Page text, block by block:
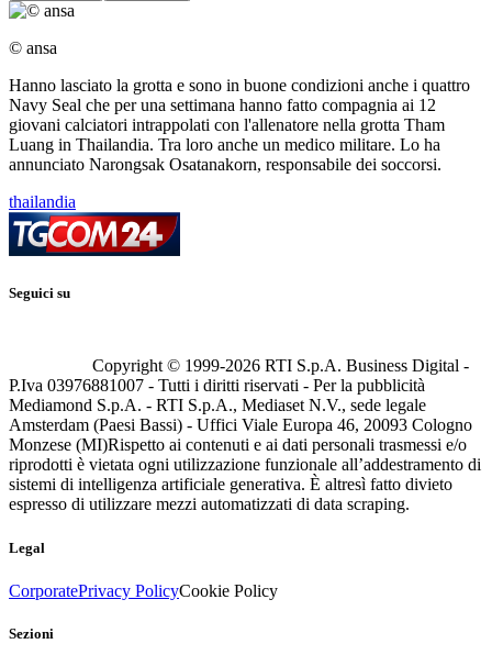
© ansa
Hanno lasciato la grotta e sono in buone condizioni anche i quattro
Navy Seal che per una settimana hanno fatto compagnia ai 12
giovani calciatori intrappolati con l'allenatore nella grotta Tham
Luang in Thailandia. Tra loro anche un medico militare. Lo ha
annunciato Narongsak Osatanakorn, responsabile dei soccorsi.
thailandia
Seguici su
Copyright © 1999-2026 RTI S.p.A. Business Digital -
P.Iva 03976881007 - Tutti i diritti riservati - Per la pubblicità
Mediamond S.p.A. - RTI S.p.A., Mediaset N.V., sede legale
Amsterdam (Paesi Bassi) - Uffici Viale Europa 46, 20093 Cologno
Monzese (MI)Rispetto ai contenuti e ai dati personali trasmessi e/o
riprodotti è vietata ogni utilizzazione funzionale all’addestramento di
sistemi di intelligenza artificiale generativa. È altresì fatto divieto
espresso di utilizzare mezzi automatizzati di data scraping.
Legal
CorporatePrivacy PolicyCookie Policy
Sezioni